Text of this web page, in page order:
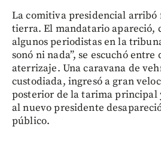
La comitiva presidencial
tierra. El mandatario apareció,
algunos periodistas en la
sonó ni nada”, se escuchó
aterrizaje. Una caravana de
custodiada, ingresó a gran
posterior de la tarima principal
al nuevo presidente
público.